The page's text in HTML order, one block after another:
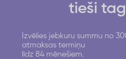
tieši
Izvēlies jebkuru summu no
atmaksas termiņu
līdz 84 mēnešiem.